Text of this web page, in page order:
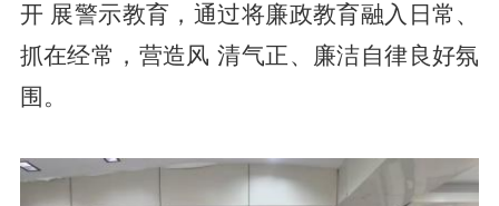
开 展警示教育，通过将廉政教育融入日常、
抓在经常，营造风 清气正、廉洁自律良好氛
围。